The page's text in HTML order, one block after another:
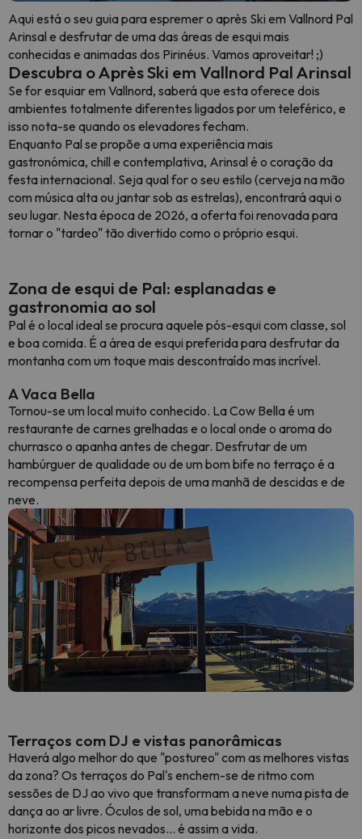
Aqui está o seu guia para espremer o après Ski em Vallnord Pal
Arinsal e desfrutar de uma das áreas de esqui mais
conhecidas e animadas dos Pirinéus. Vamos aproveitar! ;)
Descubra o Après Ski em Vallnord Pal Arinsal
Se for esquiar em Vallnord, saberá que esta oferece dois
ambientes totalmente diferentes ligados por um teleférico, e
isso nota-se quando os elevadores fecham.
Enquanto Pal se propõe a uma experiência mais
gastronómica, chill e contemplativa, Arinsal é o coração da
festa internacional. Seja qual for o seu estilo (cerveja na mão
com música alta ou jantar sob as estrelas), encontrará aqui o
seu lugar. Nesta época de 2026, a oferta foi renovada para
tornar o "tardeo" tão divertido como o próprio esqui.
Zona de esqui de Pal: esplanadas e
gastronomia ao sol
Pal é o local ideal se procura aquele pós-esqui com classe, sol
e boa comida. É a área de esqui preferida para desfrutar da
montanha com um toque mais descontraído mas incrível.
A Vaca Bella
Tornou-se um local muito conhecido. La Cow Bella é um
restaurante de carnes grelhadas e o local onde o aroma do
churrasco o apanha antes de chegar. Desfrutar de um
hambúrguer de qualidade ou de um bom bife no terraço é a
recompensa perfeita depois de uma manhã de descidas e de
neve.
Terraços com DJ e vistas panorâmicas
Haverá algo melhor do que "postureo" com as melhores vistas
da zona? Os terraços do Pal's enchem-se de ritmo com
sessões de DJ ao vivo que transformam a neve numa pista de
dança ao ar livre. Óculos de sol, uma bebida na mão e o
horizonte dos picos nevados... é assim a vida.